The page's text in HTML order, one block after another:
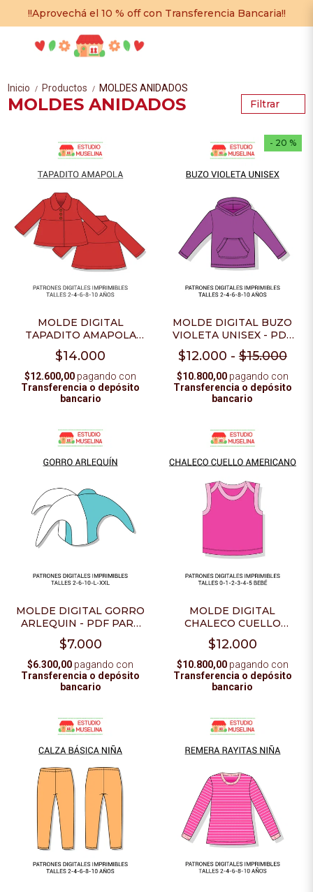
!!Aprovechá el 10 % off con Transferencia Bancaria!!
Inicio / Productos / MOLDES ANIDADOS
MOLDES ANIDADOS Filtrar
MOLDE DIGITAL
TAPADITO AMAPOLA
NIÑA - PDF PARA
IMPRIMIR
$14.000
$12.600,00 pagando con
Transferencia o depósito
bancario
- 20 %
MOLDE DIGITAL BUZO
VIOLETA UNISEX - PDF
PARA IMPRIMIR
$12.000 - $15.000
$10.800,00pagando con
Transferencia o depósito
bancario
MOLDE DIGITAL GORRO
ARLEQUIN - PDF PARA
IMPRIMIR
$7.000
$6.300,00 pagando con
Transferencia o depósito
bancario
MOLDE DIGITAL
CHALECO CUELLO
AMERICANO BEBÉ - PDF
PARA IMPRIMIR
$12.000
$10.800,00pagando con
Transferencia o depósito
bancario